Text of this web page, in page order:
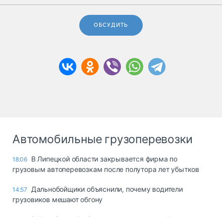
ОБСУДИТЬ
Автомобильные грузоперевозки
18:06 В Липецкой области закрывается фирма по
грузовым автоперевозкам после полутора лет убытков
14:57
Дальнобойщики объяснили, почему водители
грузовиков мешают обгону